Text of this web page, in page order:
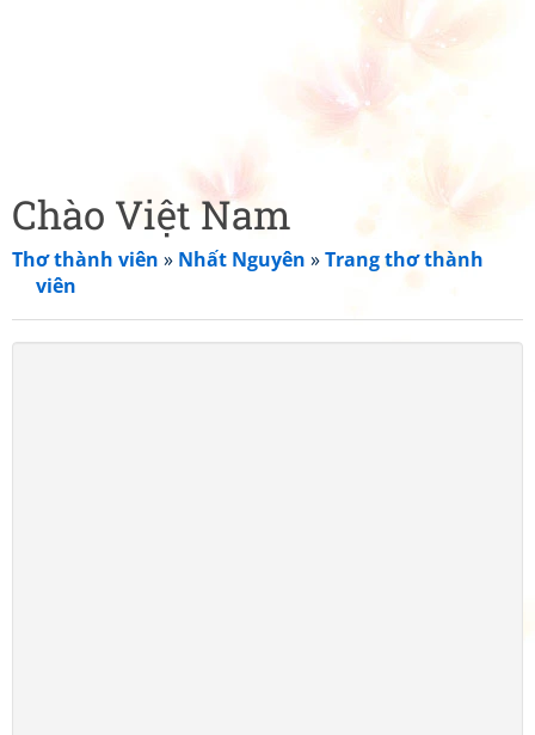
Chào Việt Nam
Thơ thành viên » Nhất Nguyên »Trang thơ thành
viên